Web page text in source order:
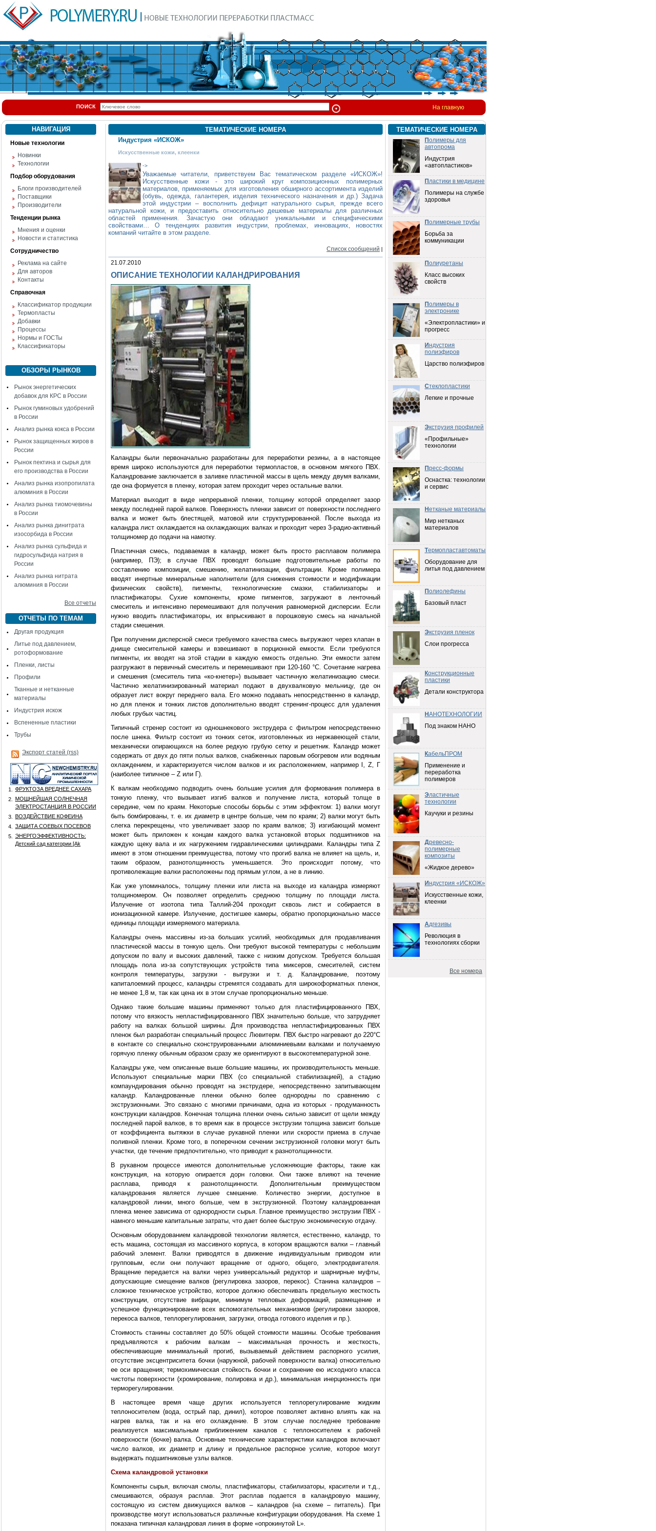
ПОИСК На главную
НАВИГАЦИЯ
Новые технологии
Новинки
Технологии
Подбор оборудования
Блоги производителей
Поставщики
Производители
Тенденции рынка
Мнения и оценки
Новости и статистика
Сотрудничество
Реклама на сайте
Для авторов
Контакты
Справочная
Классификатор продукции
Термопласты
Добавки
Процессы
Нормы и ГОСТы
Классификаторы
ОБЗОРЫ РЫНКОВ
Рынок энергетических
добавок для КРС в России
Рынок гуминовых удобрений
в России
Анализ рынка кокса в России
Рынок защищенных жиров в
России
Рынок пектина и сырья для
его производства в России
Анализ рынка изопропилата
алюминия в России
Анализ рынка тиомочевины
в России
Анализ рынка динитрата
изосорбида в России
Анализ рынка сульфида и
гидросульфида натрия в
России
Анализ рынка нитрата
алюминия в России
Все отчеты
ОТЧЕТЫ ПО ТЕМАМ
Другая продукция
Литье под давлением,
ротоформование
Пленки, листы
Профили
Тканные и нетканные
материалы
Индустрия искож
Вспененные пластики
Трубы
Экспорт статей (rss)
1.
ФРУКТОЗА ВРЕДНЕЕ САХАРА
2.
МОЩНЕЙШАЯ СОЛНЕЧНАЯ
ЭЛЕКТРОСТАНЦИЯ В РОССИИ
3.
ВОЗДЕЙСТВИЕ КОФЕИНА
4.
ЗАЩИТА СОЕВЫХ ПОСЕВОВ
5.
ЭНЕРГОЭФФЕКТИВНОСТЬ:
Детский сад категории [Аk
ТЕМАТИЧЕСКИЕ НОМЕРА
Индустрия «ИСКОЖ»
Искусственные кожи, клеенки
->
Уважаемые читатели, приветствуем Вас тематическом разделе «ИСКОЖ»!
Искусственные кожи - это широкий круг композиционных полимерных
материалов, применяемых для изготовления обширного ассортимента изделий
(обувь, одежда, галантерея, изделия технического назначения и др.) Задача
этой индустрии – восполнить дефицит натурального сырья, прежде всего
натуральной кожи, и предоставить относительно дешевые материалы для различных
областей применения. Зачастую они обладают уникальными и специфическими
свойствами… О тенденциях развития индустрии, проблемах, инновациях, новостях
компаний читайте в этом разделе.
Список сообщений |
21.07.2010
ОПИСАНИЕ ТЕХНОЛОГИИ КАЛАНДРИРОВАНИЯ
Каландры были первоначально разработаны для переработки резины, а в настоящее
время широко используются для переработки термопластов, в основном мягкого ПВХ.
Каландрование заключается в заливке пластичной массы в щель между двумя валками,
где она формуется в пленку, которая затем проходит через остальные валки.
Материал выходит в виде непрерывной пленки, толщину которой определяет зазор
между последней парой валков. Поверхность пленки зависит от поверхности последнего
валка и может быть блестящей, матовой или структурированной. После выхода из
каландра лист охлаждается на охлаждающих валках и проходит через 3-радио-активный
толщиномер до подачи на намотку.
Пластичная смесь, подаваемая в каландр, может быть просто расплавом полимера
(например, ПЭ); в случае ПВХ проводят большие подготовительные работы по
составлению композиции, смешению, желатинизации, фильтрации. Кроме полимера
вводят инертные минеральные наполнители (для снижения стоимости и модификации
физических свойств), пигменты, технологические смазки, стабилизаторы и
пластификаторы. Сухие компоненты, кроме пигментов, загружают в ленточный
смеситель и интенсивно перемешивают для получения равномерной дисперсии. Если
нужно вводить пластификаторы, их впрыскивают в порошковую смесь на начальной
стадии смешения.
При получении дисперсной смеси требуемого качества смесь выгружают через клапан в
днище смесительной камеры и взвешивают в порционной емкости. Если требуются
пигменты, их вводят на этой стадии в каждую емкость отдельно. Эти емкости затем
разгружают в первичный смеситель и перемешивают при 120-160 °С. Сочетание нагрева
и смешения (смеситель типа «ко-кнетер») вызывает частичную желатинизацию смеси.
Частично желатинизированный материал подают в двухвалковую мельницу, где он
образует лист вокруг переднего вала. Его можно подавать непосредственно в каландр,
но для пленок и тонких листов дополнительно вводят стренинг-процесс для удаления
любых грубых частиц.
Типичный стренер состоит из одношнекового экструдера с фильтром непосредственно
после шнека. Фильтр состоит из тонких сеток, изготовленных из нержавеющей стали,
механически опирающихся на более редкую грубую сетку и решетник. Каландр может
содержать от двух до пяти полых валков, снабженных паровым обогревом или водяным
охлаждением, и характеризуется числом валков и их расположением, например I, Z, Г
(наиболее типичное – Z или Г).
К валкам необходимо подводить очень большие усилия для формования полимера в
тонкую пленку, что вызывает изгиб валков и получение листа, который толще в
середине, чем по краям. Некоторые способы борьбы с этим эффектом: 1) валки могут
быть бомбированы, т. е. их диаметр в центре больше, чем по краям; 2) валки могут быть
слегка перекрещены, что увеличивает зазор по краям валков; 3) изгибающий момент
может быть приложен к концам каждого валка установкой вторых подшипников на
каждую щеку вала и их нагружением гидравлическими цилиндрами. Каландры типа Z
имеют в этом отношении преимущества, потому что прогиб валка не влияет на щель, и,
таким образом, разнотолщинность уменьшается. Это происходит потому, что
противолежащие валки расположены под прямым углом, а не в линию.
Как уже упоминалось, толщину пленки или листа на выходе из каландра измеряют
толщиномером. Он позволяет определить среднюю толщину по площади листа.
Излучение от изотопа типа Таллий-204 проходит сквозь лист и собирается в
ионизационной камере. Излучение, достигшее камеры, обратно пропорционально массе
единицы площади измеряемого материала.
Каландры очень массивны из-за больших усилий, необходимых для продавливания
пластической массы в тонкую щель. Они требуют высокой температуры с небольшим
допуском по валу и высоких давлений, также с низким допуском. Требуется большая
площадь пола из-за сопутствующих устройств типа миксеров, смесителей, систем
контроля температуры, загрузки - выгрузки и т. д. Каландрование, поэтому
капиталоемкий процесс, каландры стремятся создавать для широкоформатных пленок,
не менее 1,8 м, так как цена их в этом случае пропорционально меньше.
Однако такие большие машины применяют только для пластифицированного ПВХ,
потому что вязкость непластифицированного ПВХ значительно больше, что затрудняет
работу на валках большой ширины. Для производства непластифицированных ПВХ
пленок был разработан специальный процесс Лювитерм. ПВХ быстро нагревают до 220°С
в контакте со специально сконструированными алюминиевыми валками и получаемую
горячую пленку обычным образом сразу же ориентируют в высокотемпературной зоне.
Каландры уже, чем описанные выше большие машины, их производительность меньше.
Используют специальные марки ПВХ (со специальной стабилизацией), а стадию
компаундирования обычно проводят на экструдере, непосредственно запитывающем
каландр. Каландрованные пленки обычно более однородны по сравнению с
экструзионными. Это связано с многими причинами, одна из которых - продуманность
конструкции каландров. Конечная толщина пленки очень сильно зависит от щели между
последней парой валков, в то время как в процессе экструзии толщина зависит больше
от коэффициента вытяжки в случае рукавной пленки или скорости приема в случае
поливной пленки. Кроме того, в поперечном сечении экструзионной головки могут быть
участки, где течение предпочтительно, что приводит к разнотолщинности.
В рукавном процессе имеются дополнительные усложняющие факторы, такие как
конструкция, на которую опирается дорн головки. Они также влияют на течение
расплава, приводя к разнотолщинности. Дополнительным преимуществом
каландрования является лучшее смешение. Количество энергии, доступное в
каландровой линии, много больше, чем в экструзионной. Поэтому каландрованная
пленка менее зависима от однородности сырья. Главное преимущество экструзии ПВХ -
намного меньшие капитальные затраты, что дает более быструю экономическую отдачу.
Основным оборудованием каландровой технологии является, естественно, каландр, то
есть машина, состоящая из массивного корпуса, в котором вращаются валки – главный
рабочий элемент. Валки приводятся в движение индивидуальным приводом или
групповым, если они получают вращение от одного, общего, электродвигателя.
Вращение передается на валки через универсальный редуктор и шарнирные муфты,
допускающие смещение валков (регулировка зазоров, перекос). Станина каландров –
сложное техническое устройство, которое должно обеспечивать предельную жесткость
конструкции, отсутствие вибрации, минимум тепловых деформаций, размещение и
успешное функционирование всех вспомогательных механизмов (регулировки зазоров,
перекоса валков, теплорегулирования, загрузки, отвода готового изделия и пр.).
Стоимость станины составляет до 50% общей стоимости машины. Особые требования
предъявляются к рабочим валкам – максимальная прочность и жесткость,
обеспечивающие минимальный прогиб, вызываемый действием распорного усилия,
отсутствие эксцентриситета бочки (наружной, рабочей поверхности валка) относительно
ее оси вращения; термохимическая стойкость бочки и сохранение ею исходного класса
чистоты поверхности (хромирование, полировка и др.), минимальная инерционность при
терморегулировании.
В настоящее время чаще других используется теплорегулирование жидким
теплоносителем (вода, острый пар, динил), которое позволяет активно влиять как на
нагрев валка, так и на его охлаждение. В этом случае последнее требование
реализуется максимальным приближением каналов с теплоносителем к рабочей
поверхности (бочке) валка. Основные технические характеристики каландров включают
число валков, их диаметр и длину и предельное распорное усилие, которое могут
выдержать подшипниковые узлы валков.
Схема каландровой установки
Компоненты сырья, включая смолы, пластификаторы, стабилизаторы, красители и т.д.,
смешиваются, образуя расплав. Этот расплав подается в каландровую машину,
состоящую из систем движущихся валков – каландров (на схеме – питатель). При
производстве могут использоваться различные конфигурации оборудования. На схеме 1
показана типичная каландровая линия в форме «опрокинутой L».
ТЕМАТИЧЕСКИЕ НОМЕРА
Полимеры для
автопрома
Индустрия
«автопластиков»
Пластики в медицине
Полимеры на службе
здоровья
Полимерные трубы
Борьба за
коммуникации
Полиуретаны
Класс высоких
свойств
Полимеры в
электронике
«Электропластики» и
прогресс
Индустрия
полиэфиров
Царство полиэфиров
Стеклопластики
Легкие и прочные
Экструзия профилей
«Профильные»
технологии
Пресс-формы
Оснастка: технологии
и сервис
Н етканые материалы
Мир нетканых
материалов
Термопластавтоматы
Оборудование для
литья под давлением
Полиолефины
Базовый пласт
Экструзия пленок
Слои прогресса
Конструкционные
пластики
Детали конструктора
Н АНОТЕХНОЛОГИИ
Под знаком НАНО
КабельПРОМ
Применение и
переработка
полимеров
Эластичные
технологии
Каучуки и резины
Древесно-
полимерные
композиты
«Жидкое дерево»
Индустрия «ИСКОЖ»
Искусственные кожи,
клеенки
Адгезивы
Революция в
технологиях сборки
Все номера